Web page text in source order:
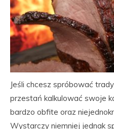
Jeśli chcesz spróbować
przestań kalkulować swoje
bardzo obfite oraz
Wystarczy niemniej jednak